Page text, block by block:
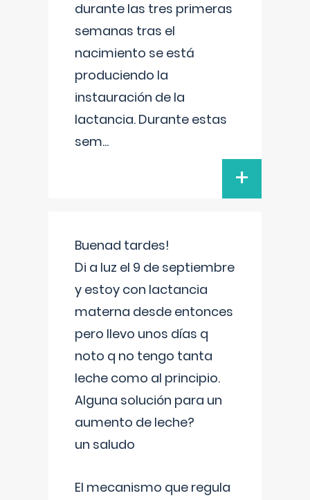
durante las tres primeras
semanas tras el
nacimiento se está
produciendo la
instauración de la
lactancia. Durante estas
sem...
+
Buenad tardes!
Di a luz el 9 de septiembre
y estoy con lactancia
materna desde entonces
pero llevo unos días q
noto q no tengo tanta
leche como al principio.
Alguna solución para un
aumento de leche?
un saludo
El mecanismo que regula